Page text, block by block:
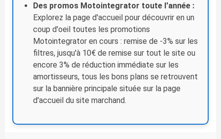
Des promos Motointegrator toute l'année :
Explorez la page d'accueil pour découvrir en un
coup d'oeil toutes les promotions
Motointegrator en cours : remise de -3% sur les
filtres, jusqu'à 10€ de remise sur tout le site ou
encore 3% de réduction immédiate sur les
amortisseurs, tous les bons plans se retrouvent
sur la bannière principale située sur la page
d'accueil du site marchand.